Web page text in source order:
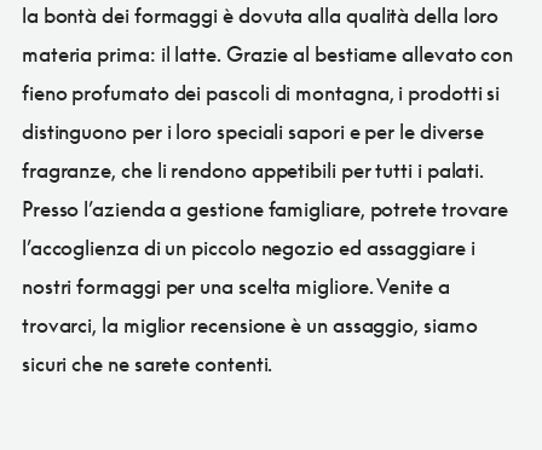
la bontà dei formaggi è dovuta alla qualità della loro
materia prima: il latte. Grazie al bestiame allevato con
fieno profumato dei pascoli di montagna, i prodotti si
distinguono per i loro speciali sapori e per le diverse
fragranze, che li rendono appetibili per tutti i palati.
Presso l’azienda a gestione famigliare, potrete trovare
l’accoglienza di un piccolo negozio ed assaggiare i
nostri formaggi per una scelta migliore. Venite a
trovarci, la miglior recensione è un assaggio, siamo
sicuri che ne sarete contenti.